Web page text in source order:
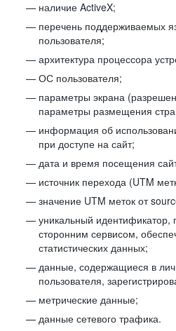
наличие ActiveX;
перечень поддерживаемых
пользователя;
архитектура процессора
ОС пользователя;
параметры экрана
параметры размещения
информация об
при доступе на сайт;
дата и время посещения
источник перехода (UTM
значение UTM меток от
уникальный идентификатор,
сторонним сервисом,
статистических данных;
данные, содержащиеся в
пользователя,
метрические данные;
данные сетевого трафика.